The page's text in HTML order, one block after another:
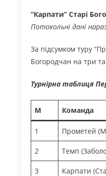
“Карпати” Старі
Потокольні дані
За підсумком туру
Богородчан на три
Турнірна таблиця
М Команда
1 Прометей
2 Темп
3 Карпати